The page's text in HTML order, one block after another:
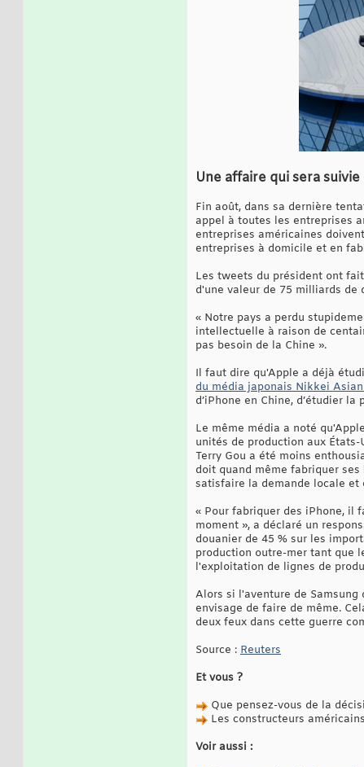
Une affaire qui sera
Fin août, dans sa dernière
appel à toutes les entreprises
entreprises américaines
entreprises à domicile et en
Les tweets du président ont
d'une valeur de 75 milliards de
« Notre pays a perdu
intellectuelle à raison de
pas besoin de la Chine ».
Il faut dire qu'Apple a déjà
du média japonais Nikkei
d’iPhone en Chine, d’étudier
Le même média a noté
unités de production aux
Terry Gou a été moins
doit quand même fabriquer
satisfaire la demande locale et
« Pour fabriquer des iPhone, il
moment », a déclaré un
douanier de 45 % sur les
production outre-mer tant que
l'exploitation de lignes de
Alors si l'aventure de
envisage de faire de même.
deux feux dans cette guerre
Source : Reuters
Et vous ?
Que pensez-vous de la
Les constructeurs
Voir aussi :